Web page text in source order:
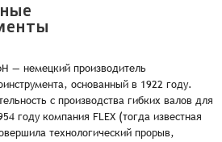
— немецкий производитель
основанный в 1922 году.
с производства гибких валов для
году компания FLEX (тогда известная
технологический прорыв,